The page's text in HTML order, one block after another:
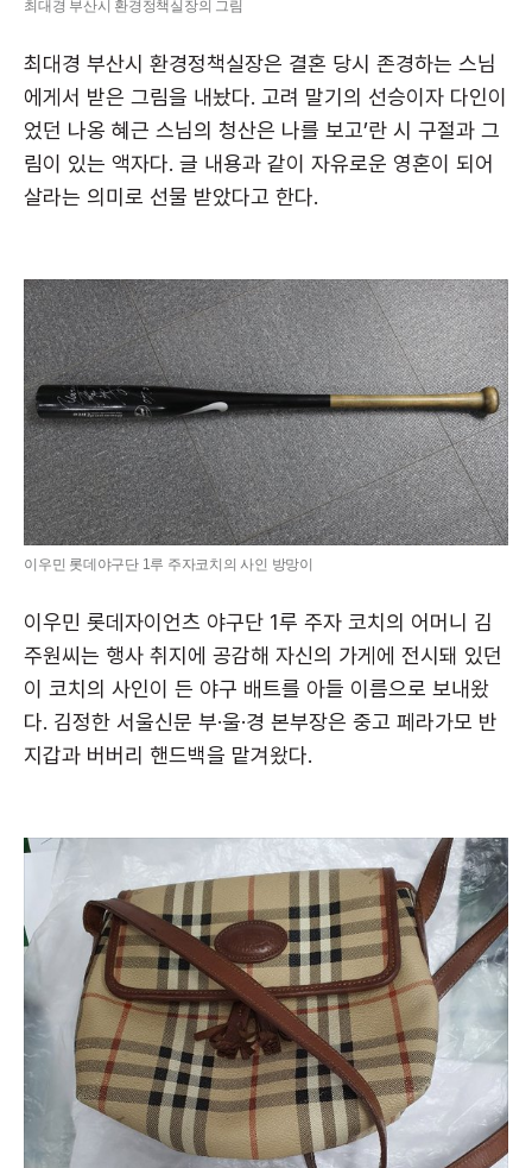
최대경 부산시 환경정책실장의 그림
최대경 부산시 환경정책실장은 결혼 당시 존경하는 스님
에게서 받은 그림을 내놨다. 고려 말기의 선승이자 다인이
었던 나옹 혜근 스님의 청산은 나를 보고’란 시 구절과 그
림이 있는 액자다. 글 내용과 같이 자유로운 영혼이 되어
살라는 의미로 선물 받았다고 한다.
이우민 롯데야구단 1루 주자코치의 사인 방망이
이우민 롯데자이언츠 야구단 1루 주자 코치의 어머니 김
주원씨는 행사 취지에 공감해 자신의 가게에 전시돼 있던
이 코치의 사인이 든 야구 배트를 아들 이름으로 보내왔
다. 김정한 서울신문 부·울·경 본부장은 중고 페라가모 반
지갑과 버버리 핸드백을 맡겨왔다.